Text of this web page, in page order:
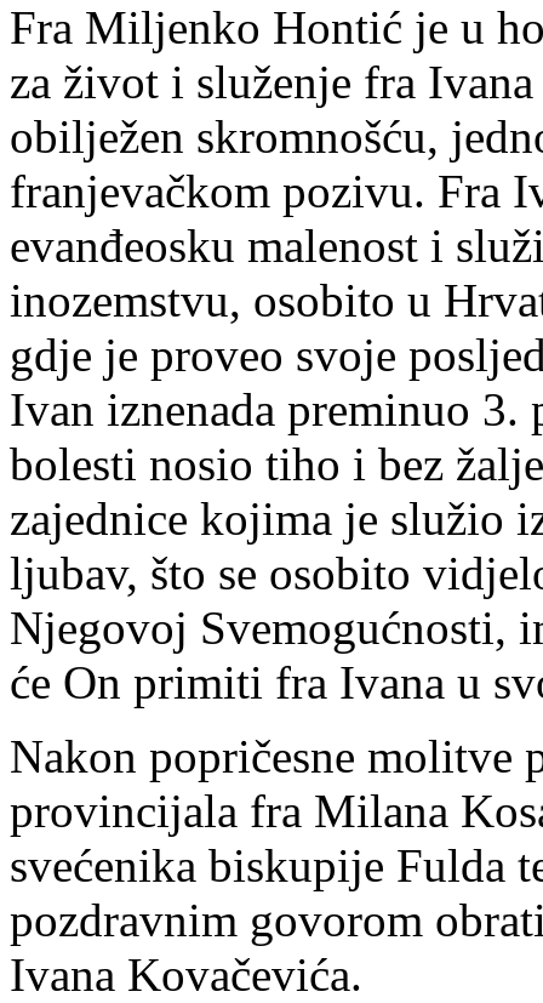
Fra Miljenko Hontić je u
za život i služenje fra
obilježen skromnošću,
franjevačkom pozivu. Fra
evanđeosku malenost i
inozemstvu, osobito u
gdje je proveo svoje
Ivan iznenada preminuo 3.
bolesti nosio tiho i bez
zajednice kojima je služio
ljubav, što se osobito
Njegovoj Svemogućnosti,
će On primiti fra Ivana u
Nakon popričesne molitve
provincijala fra Milana
svećenika biskupije Fulda
pozdravnim govorom
Ivana Kovačevića.